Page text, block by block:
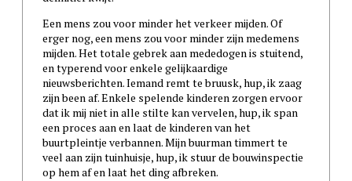
Een mens zou voor minder het verkeer mijden. Of
erger nog, een mens zou voor minder zijn medemens
mijden. Het totale gebrek aan mededogen is stuitend,
en typerend voor enkele gelijkaardige
nieuwsberichten. Iemand remt te bruusk, hup, ik zaag
zijn been af. Enkele spelende kinderen zorgen ervoor
dat ik mij niet in alle stilte kan vervelen, hup, ik span
een proces aan en laat de kinderen van het
buurtpleintje verbannen. Mijn buurman timmert te
veel aan zijn tuinhuisje, hup, ik stuur de bouwinspectie
op hem af en laat het ding afbreken.